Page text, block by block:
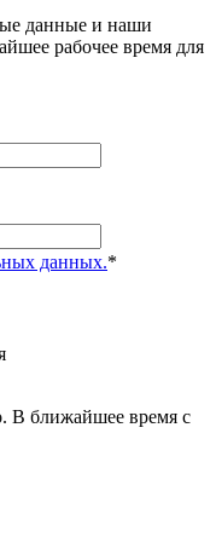
данные и наши
рабочее время для
данных.*
В ближайшее время с